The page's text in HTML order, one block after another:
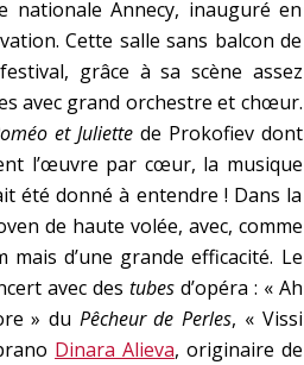
nationale Annecy, inauguré en
Cette salle sans balcon de
grâce à sa scène assez
avec grand orchestre et chœur.
et Juliettede Prokofiev dont
l’œuvre par cœur, la musique
été donné à entendre ! Dans la
de haute volée, avec, comme
d’une grande efficacité. Le
avec des tubes d’opéra : « Ah
» du Pêcheur de Perles, « Vissi
Dinara Alieva, originaire de